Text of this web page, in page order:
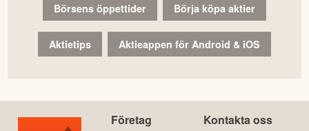
Börsens öppettider Börja köpa aktier
Aktietips Aktieappen för Android & iOS
Företag Kontakta oss